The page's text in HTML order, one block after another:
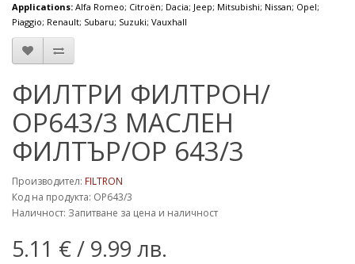
Applications: Alfa Romeo; Citroën; Dacia; Jeep; Mitsubishi; Nissan; Opel;
Piaggio; Renault; Subaru; Suzuki; Vauxhall
ФИЛТРИ ФИЛТРОН/
OP643/3 МАСЛЕН
ФИЛТЪР/OP 643/3
Производител: FILTRON
Код на продукта: OP643/3
Наличност: Запитване за цена и наличност
5.11 €/ 9.99 лв.